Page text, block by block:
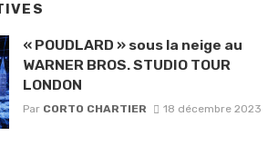
« POUDLARD » sous la neige au
WARNER BROS. STUDIO TOUR
LONDON
Par CORTO CHARTIER 18 décembre 2023